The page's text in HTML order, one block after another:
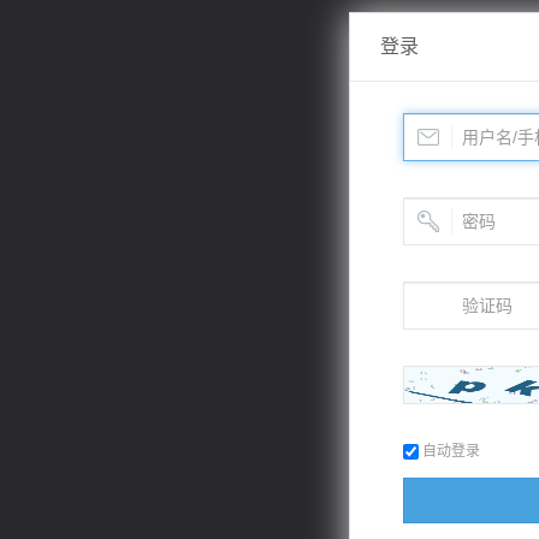
登录
自动登录